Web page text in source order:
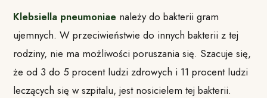
Klebsiella pneumoniae należy do bakterii gram
ujemnych. W przeciwieństwie do innych bakterii z tej
rodziny, nie ma możliwości poruszania się. Szacuje się,
że od 3 do 5 procent ludzi zdrowych i 11 procent ludzi
leczących się w szpitalu, jest nosicielem tej bakterii.